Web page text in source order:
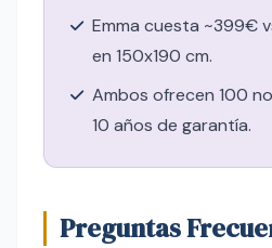
Emma cuesta ~399€
en 150x190 cm.
Ambos ofrecen 100
10 años de garantía.
Preguntas